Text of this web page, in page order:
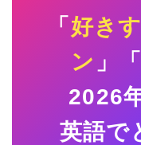
「 好き
ン 」「
2026
英語で